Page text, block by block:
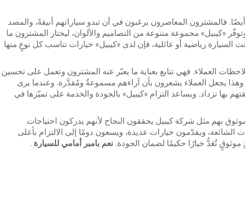
فالمشترون المعاصرون يرغبون في أن تبدو سياراتهم أنيقةً، والمصد
«كيبيل» مجموعة متنوعة من التصاميم والألوان، ليختار المشترون ما
رياضية أو عائلية، فإن لدى «كيبيل» خيارات تناسب كل نوعٍ منها
العملاء. فهي تتابع بعناية ما يعبّر عنه المشترون وتعمل على تحسين
وهذا يجعل العملاء يشعرون بأن آراءهم مسموعةٌ ومُقدَّرة. وعندما يرى
بها تزداد. ويساعد التزام «كيبيل» بالجودة والخدمة على تميّزها في
بهم مثل شركة كيبيل يحققون النجاح لأنهم يدركون احتياجات
الشائعة، ويقدّمون خيارات عديدة، ويسعون دومًا إلى الالتزام بأعلى
موثوقٍ تُعَدُّ خيارًا حكيمًا لضمان الجودة. نعم بامبر أمامي للسيارة .